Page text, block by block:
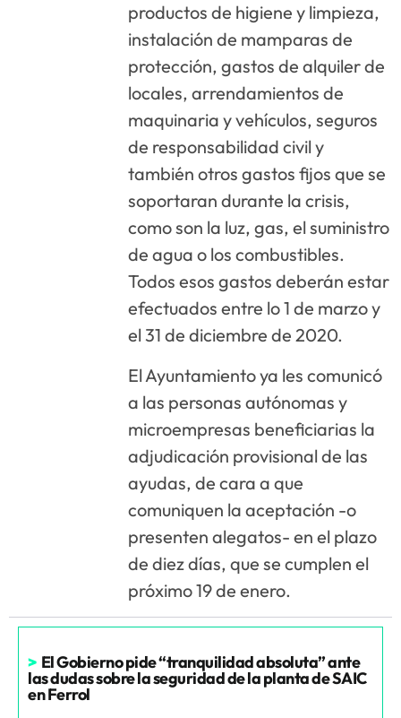
productos de higiene y limpieza,
instalación de mamparas de
protección, gastos de alquiler de
locales, arrendamientos de
maquinaria y vehículos, seguros
de responsabilidad civil y
también otros gastos fijos que se
soportaran durante la crisis,
como son la luz, gas, el suministro
de agua o los combustibles.
Todos esos gastos deberán estar
efectuados entre lo 1 de marzo y
el 31 de diciembre de 2020.
El Ayuntamiento ya les comunicó
a las personas autónomas y
microempresas beneficiarias la
adjudicación provisional de las
ayudas, de cara a que
comuniquen la aceptación -o
presenten alegatos- en el plazo
de diez días, que se cumplen el
próximo 19 de enero.
> El Gobierno pide “tranquilidad absoluta” ante
las dudas sobre la seguridad de la planta de SAIC
en Ferrol